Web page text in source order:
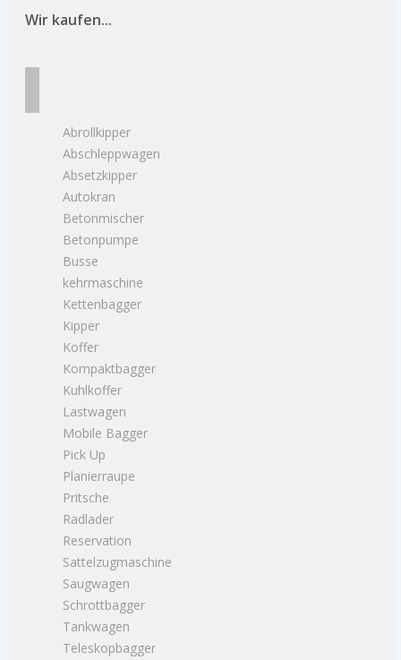
Wir kaufen...
Abrollkipper
Abschleppwagen
Absetzkipper
Autokran
Betonmischer
Betonpumpe
Busse
kehrmaschine
Kettenbagger
Kipper
Koffer
Kompaktbagger
Kuhlkoffer
Lastwagen
Mobile Bagger
Pick Up
Planierraupe
Pritsche
Radlader
Reservation
Sattelzugmaschine
Saugwagen
Schrottbagger
Tankwagen
Teleskopbagger